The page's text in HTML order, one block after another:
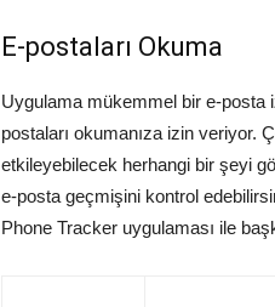
E-postaları Okuma
Uygulama mükemmel bir e-posta
postaları okumanıza izin veriyor.
etkileyebilecek herhangi bir şeyi
e-posta geçmişini kontrol
Phone Tracker uygulaması ile